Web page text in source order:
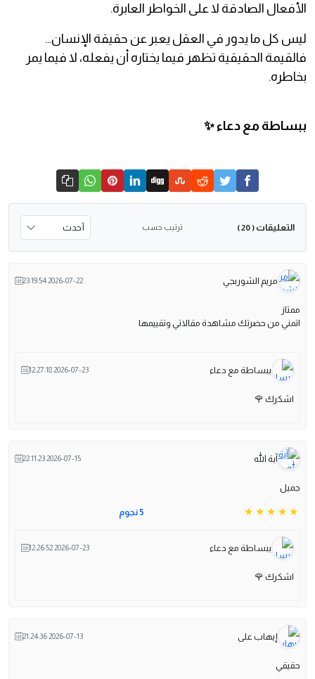
الأفعال الصادقة لا على الخواطر العابرة.
ليس كل ما يدور في العقل يعبر عن حقيقة الإنسان...
فالقيمة الحقيقية تظهر فيما يختاره أن يفعله، لا فيما يمر
بخاطره.
ببساطة مع دعاء ✨
التعليقات ( 20 ) ترتيب حسب
مريم الشوربجي 2026-07-22 23:19:54
ممتاز
اتمني من حضرتك مشاهدة مقالاتي وتقييمها
ببساطة مع دعاء 2026-07-23 12:27:18
اشكرك 🌹
آية الله 2026-07-15 22:11:23
جميل
5 نجوم
ببساطة مع دعاء 2026-07-23 12:26:52
اشكرك 🌹
إيهاب على 2026-07-13 21:24:36
حقيقي